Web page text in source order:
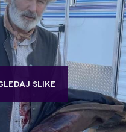
SLIKE